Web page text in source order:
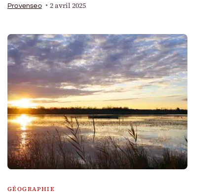
Provenseo 2 avril 2025
GÉOGRAPHIE